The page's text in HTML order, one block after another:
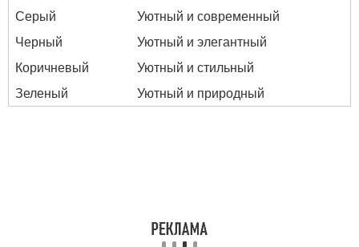
Серый
Уютный и современный
Черный
Уютный и элегантный
Коричневый
Уютный и стильный
Зеленый
Уютный и природный